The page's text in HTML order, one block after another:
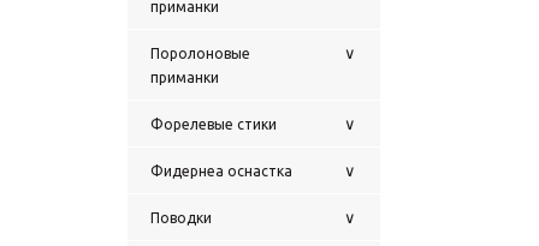
приманки
Поролоновые
приманки
∨
Форелевые стики ∨
Фидернеа оснастка ∨
Поводки ∨